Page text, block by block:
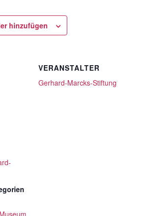
hinzufügen
Museum
VERANSTALTER
Gerhard-Marcks-Stiftung